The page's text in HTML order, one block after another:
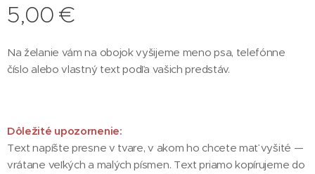
5,00 €
Na želanie vám na obojok vyšijeme meno psa, telefónne
číslo alebo vlastný text podľa vašich predstáv.
Dôležité upozornenie:
Text napíšte presne v tvare, v akom ho chcete mať vyšité —
vrátane veľkých a malých písmen. Text priamo kopírujeme do